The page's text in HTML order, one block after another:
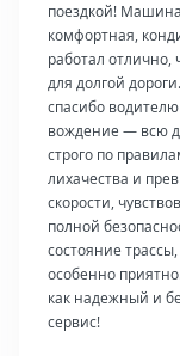
поездкой!
комфортная,
работал отлично,
для долгой
спасибо водителю
вождение — всю
строго по
лихачества и
скорости,
полной
состояние
особенно
как надежный и
сервис!